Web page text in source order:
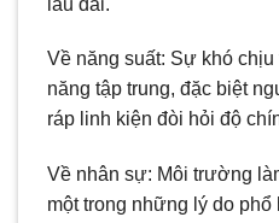
Về năng suất: Sự khó
năng tập trung, đặc biệt
ráp linh kiện đòi hỏi độ
Về nhân sự: Môi trường
một trong những lý do